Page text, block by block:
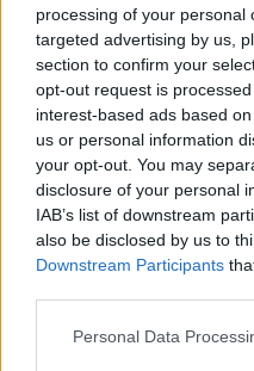
processing of your personal
targeted advertising by us,
section to confirm your
opt-out request is
interest-based ads based
us or personal information
your opt-out. You may
disclosure of your personal
IAB’s list of downstream
also be disclosed by us to
Downstream Participants
Personal Data